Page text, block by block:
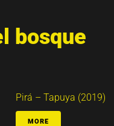
bosque
Pirá – Tapuya (2019)
MORE